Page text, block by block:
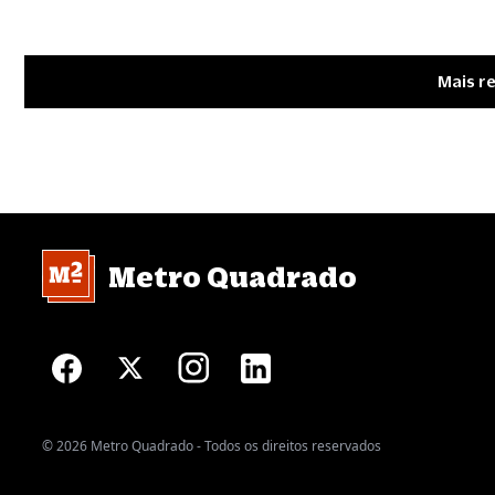
Mais
Metro Quadrado
© 2026 Metro Quadrado - Todos os direitos reservados